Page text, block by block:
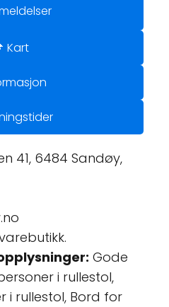
Kart
41, 6484 Sandøy,
Gode
i rullestol,
i rullestol, Bord for